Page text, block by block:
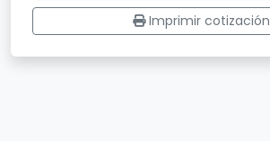
Imprimir cotización